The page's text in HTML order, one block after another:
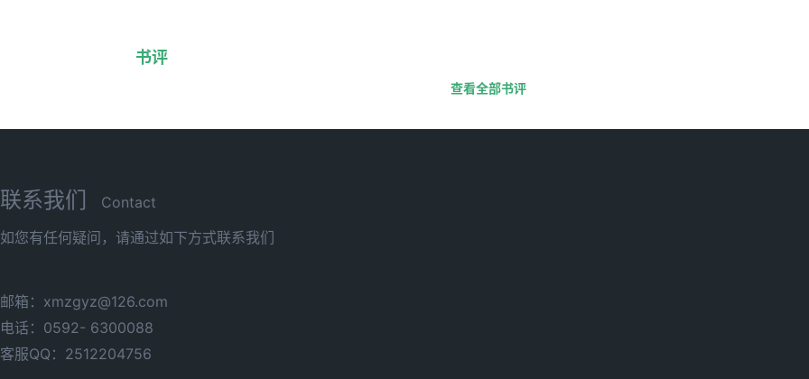
书评
查看全部书评
联系我们
Contact
如您有任何疑问，请通过如下方式联系我们
邮箱：xmzgyz@126.com
电话：0592- 6300088
客服QQ：2512204756